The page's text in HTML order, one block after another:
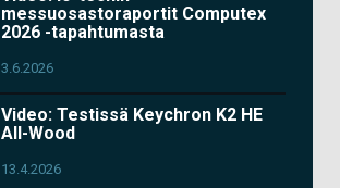
messuosastoraportit Computex
2026 -tapahtumasta
3.6.2026
Video: Testissä Keychron K2 HE
All-Wood
13.4.2026